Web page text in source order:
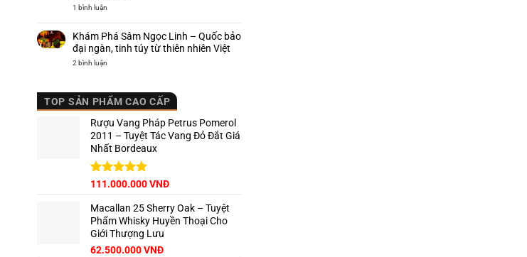
1 bình luận
Chateau
Cap
de
Mourlin
Cru
Classé
Vùng
Émilion
Khám Phá Sâm Ngọc Linh – Quốc bảo
đại ngàn, tinh túy từ thiên nhiên Việt
2 bình luận
Ngọc
Linh
–
bảo
đại
ngàn,
tinh
từ
thiên
nhiên
Việt
TOP SẢN PHẨM CAO CẤP
Rượu Vang Pháp Petrus Pomerol
2011 – Tuyệt Tác Vang Đỏ Đắt Giá
Nhất Bordeaux
Được xếp
5 sao
Giá
là:
125.000.000 VNĐ.
111.000.000VNĐGiá
tại
là:
Macallan 25 Sherry Oak – Tuyệt
Phẩm Whisky Huyền Thoại Cho
Giới Thượng Lưu
Giá
62.500.000VNĐGiá